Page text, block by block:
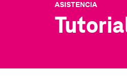
ASISTENCIA